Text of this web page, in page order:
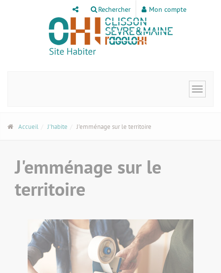
Rechercher Mon compte
Toggle
Accueil J'habite J'emménage sur le territoire
J'emménage sur le
territoire
Panneau de gestion des cookies